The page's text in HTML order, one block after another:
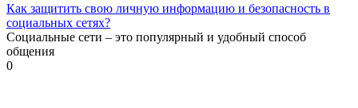
Как защитить свою личную информацию и безопасность в
социальных сетях?
Социальные сети – это популярный и удобный способ
общения
0